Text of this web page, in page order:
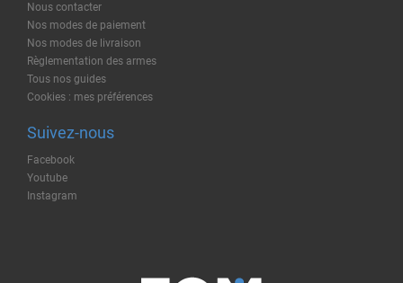
Nous contacter
Nos modes de paiement
Nos modes de livraison
Règlementation des armes
Tous nos guides
Cookies : mes préférences
Suivez-nous
Facebook
Youtube
Instagram